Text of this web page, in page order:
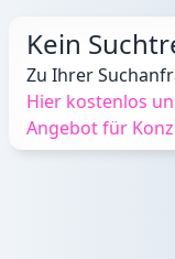
Kein
Zu Ihrer
Hier kostenlos
Angebot für